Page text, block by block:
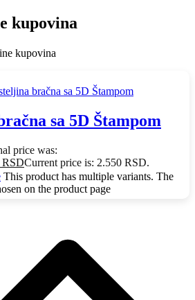
kupovina
kupovina
sa 5D Štampom
price was:
RSDCurrent price is: 2.550 RSD.
This product has multiple variants. The
on the product page